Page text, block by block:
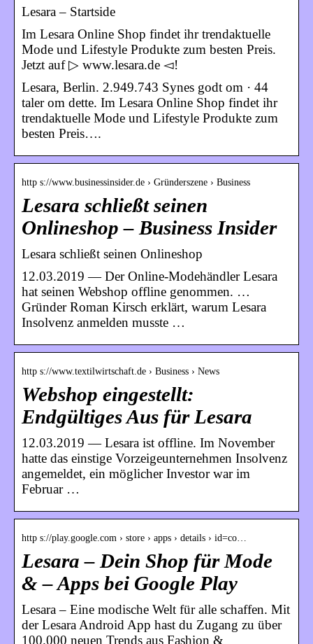
Lesara – Startside
Im Lesara Online Shop findet ihr trendaktuelle
Mode und Lifestyle Produkte zum besten Preis.
Jetzt auf ▷ www.lesara.de ◅!
Lesara, Berlin. 2.949.743 Synes godt om · 44
taler om dette. Im Lesara Online Shop findet ihr
trendaktuelle Mode und Lifestyle Produkte zum
besten Preis….
http s://www.businessinsider.de › Gründerszene › Business
Lesara schließt seinen
Onlineshop – Business Insider
Lesara schließt seinen Onlineshop
12.03.2019 — Der Online-Modehändler Lesara
hat seinen Webshop offline genommen. …
Gründer Roman Kirsch erklärt, warum Lesara
Insolvenz anmelden musste …
http s://www.textilwirtschaft.de › Business › News
Webshop eingestellt:
Endgültiges Aus für Lesara
12.03.2019 — Lesara ist offline. Im November
hatte das einstige Vorzeigeunternehmen Insolvenz
angemeldet, ein möglicher Investor war im
Februar …
http s://play.google.com › store › apps › details › id=co…
Lesara – Dein Shop für Mode
& – Apps bei Google Play
Lesara – Eine modische Welt für alle schaffen. Mit
der Lesara Android App hast du Zugang zu über
100.000 neuen Trends aus Fashion &